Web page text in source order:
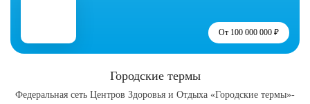
От 100 000 000 ₽
Городские термы
Федеральная сеть Центров Здоровья и Отдыха «Городские термы»-